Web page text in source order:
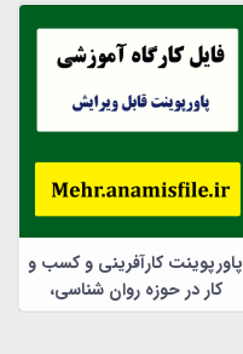
پاورپوینت کارآفرینی و کسب و
کار در حوزه روان شناسی،
مشاوره و علوم تربیتی